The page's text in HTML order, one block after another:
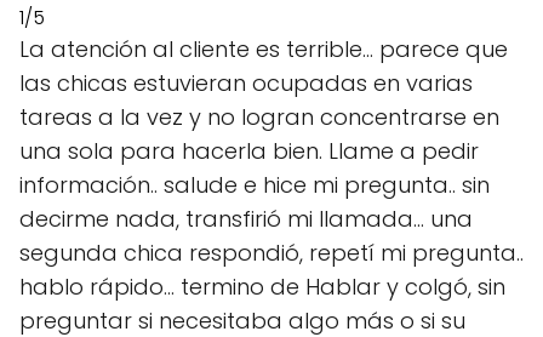
1/5
La atención al cliente es terrible... parece que
las chicas estuvieran ocupadas en varias
tareas a la vez y no logran concentrarse en
una sola para hacerla bien. Llame a pedir
información.. salude e hice mi pregunta.. sin
decirme nada, transfirió mi llamada... una
segunda chica respondió, repetí mi pregunta..
hablo rápido... termino de Hablar y colgó, sin
preguntar si necesitaba algo más o si su